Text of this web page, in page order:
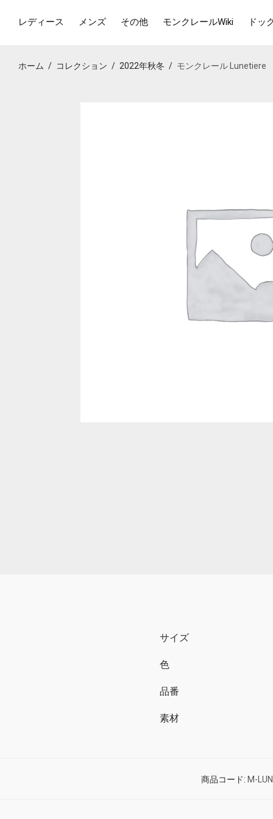
レディース メンズ その他 モンクレールWiki ドッ
ホーム / コレクション / 2022年秋冬 / モンクレール Lunetiere
サイズ
色
品番
素材
商品コード: M-